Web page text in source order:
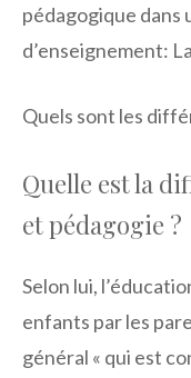
pédagogique dans
d’enseignement:
Quels sont les
Quelle est la
et pédagogie ?
Selon lui,
enfants par les
général « qui est